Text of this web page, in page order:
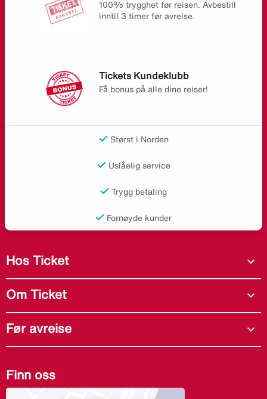
100% trygghet før reisen. Avbestill
inntil 3 timer før avreise.
Tickets Kundeklubb
Få bonus på alle dine reiser!
Størst i Norden
Uslåelig service
Trygg betaling
Fornøyde kunder
Hos Ticket expand_more
Om Ticket expand_more
Før avreise expand_more
Finn oss